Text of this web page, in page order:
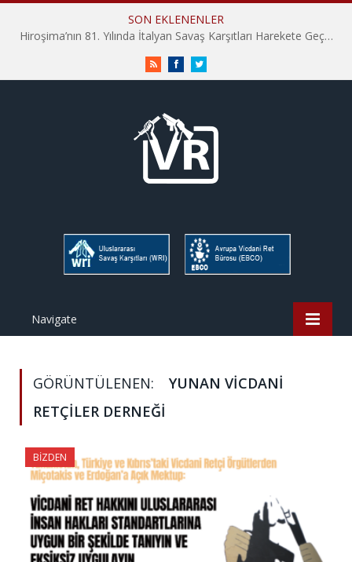
SON EKLENENLER
Hiroşima’nın 81. Yılında İtalyan Savaş Karşıtları Harekete Geçti: “Hatırlamak yeterli değil”
RSS FacebookTwitter
Navigate
GÖRÜNTÜLENEN:
YUNAN VICDANI
RETÇILER DERNEĞI
BIZDEN